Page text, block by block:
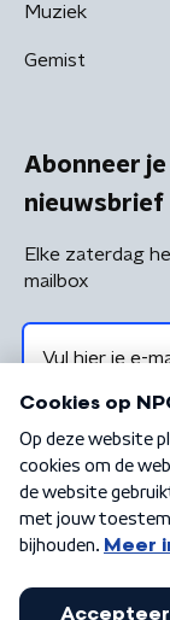
Muziek
Gemist
Abonneer
nieuwsbrief
Elke zaterdag
mailbox
Algemene